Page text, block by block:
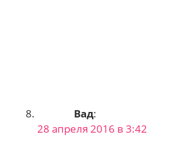
Вад:
28 апреля 2016 в 3:42